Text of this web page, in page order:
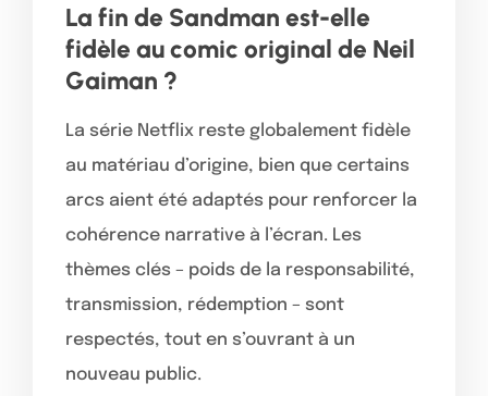
La fin de Sandman est-elle
fidèle au comic original de Neil
Gaiman ?
La série Netflix reste globalement fidèle
au matériau d’origine, bien que certains
arcs aient été adaptés pour renforcer la
cohérence narrative à l’écran. Les
thèmes clés – poids de la responsabilité,
transmission, rédemption – sont
respectés, tout en s’ouvrant à un
nouveau public.